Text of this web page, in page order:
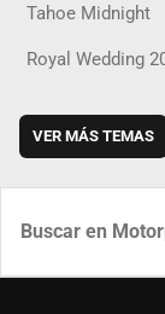
Tahoe Midnight
Royal Wedding
VER MÁS TEMAS